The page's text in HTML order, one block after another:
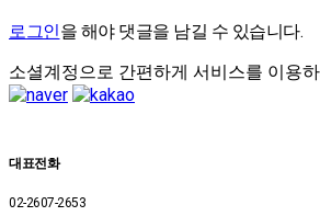
로그인을 해야 댓글을 남길 수 있습니다.
소셜계정으로 간편하게 서비스를 이용
대표전화
02-2607-2653